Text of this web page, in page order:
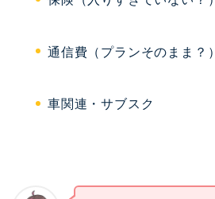
通信費（プランそのまま？）
車関連・サブスク